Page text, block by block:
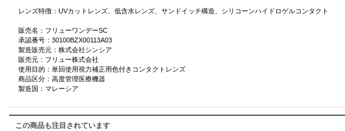
レンズ特徴：UVカットレンズ、低含水レンズ、サンドイッチ構造、シリコーンハイドロゲルコンタクト
販売名：フリューワンデーSC
承認番号：30100BZX00113A03
製造販売元：株式会社シンシア
販売元：フリュー株式会社
使用目的：単回使用視力補正用色付きコンタクトレンズ
商品区分：高度管理医療機器
製造国：マレーシア
この商品も注目されています